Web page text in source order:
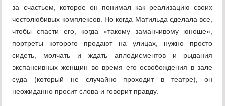
за счастьем, которое он понимал как реализацию своих
честолюбивых комплексов. Но когда Матильда сделала все,
чтобы спасти его, когда «такому заманчивому юноше»,
портреты которого продают на улицах, нужно просто
сидеть, молчать и ждать аплодисментов и рыдания
экспансивных женщин во время его освобождения в зале
суда (который не случайно проходит в театре), он
неожиданно просит слова и говорит правду.